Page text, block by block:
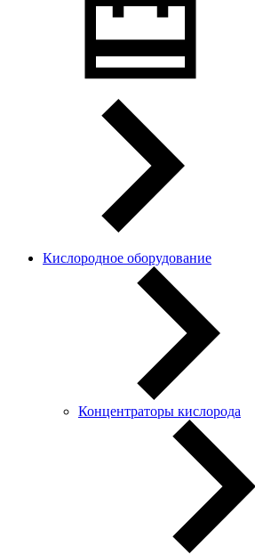
Кислородное оборудование
Концентраторы кислорода